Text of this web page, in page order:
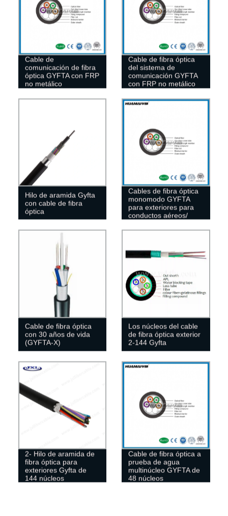
Cable de
comunicación de fibra
óptica GYFTA con FRP
no metálico
Cable de fibra óptica
del sistema de
comunicación GYFTA
con FRP no metálico
Hilo de aramida Gyfta
con cable de fibra
óptica
Cables de fibra óptica
monomodo GYFTA
para exteriores para
conductos aéreos/
Cable de fibra óptica
con 30 años de vida
(GYFTA-X)
Los núcleos del cable
de fibra óptica exterior
2-144 Gyfta
2- Hilo de aramida de
fibra óptica para
exteriores Gyfta de
144 núcleos
Cable de fibra óptica a
prueba de agua
multinúcleo GYFTA de
48 núcleos